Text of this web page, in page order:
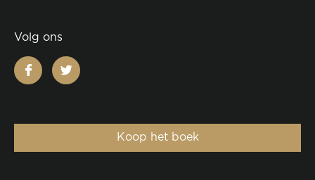
Volg ons
facebooktwitter
Koop het boek